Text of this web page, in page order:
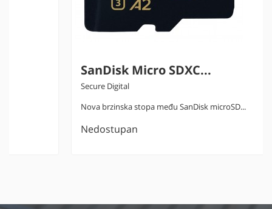
SanDisk Micro SDXC...
Nova brzinska stopa među SanDisk microSD...
Nedostupan